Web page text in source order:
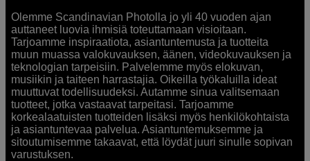
Olemme Scandinavian Photolla jo yli 40 vuoden ajan
auttaneet luovia ihmisiä toteuttamaan visioitaan.
Tarjoamme inspiraatiota, asiantuntemusta ja tuotteita
muun muassa valokuvauksen, äänen, videokuvauksen ja
teknologian tarpeisiin. Palvelemme myös elokuvan,
musiikin ja taiteen harrastajia. Oikeilla työkaluilla ideat
muuttuvat todellisuudeksi. Autamme sinua valitsemaan
tuotteet, jotka vastaavat tarpeitasi. Tarjoamme
korkealaatuisten tuotteiden lisäksi myös henkilökohtaista
ja asiantuntevaa palvelua. Asiantuntemuksemme ja
sitoutumisemme takaavat, että löydät juuri sinulle sopivan
varustuksen.